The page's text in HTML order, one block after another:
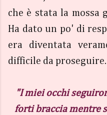
che è stata la mossa
Ha dato un po' di
era diventata
difficile da proseguire.
"I miei occhi
forti braccia mentre